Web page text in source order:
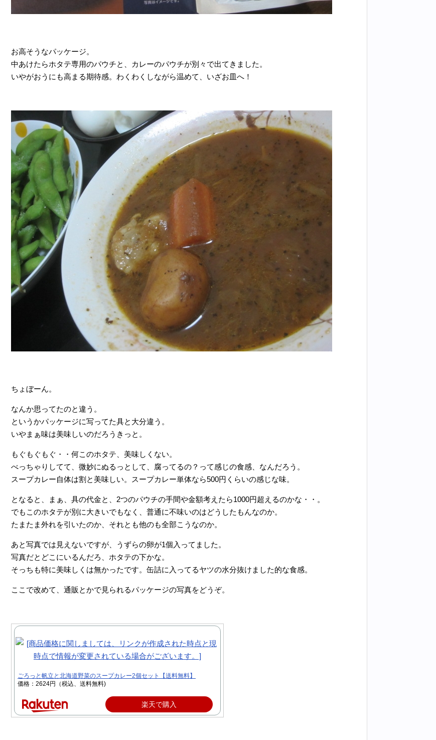
お高そうなパッケージ。
中あけたらホタテ専用のパウチと、カレーのパウチが別々で出てきました。
いやがおうにも高まる期待感。わくわくしながら温めて、いざお皿へ！
ちょぼーん。
なんか思ってたのと違う。
というかパッケージに写ってた具と大分違う。
いやまぁ味は美味しいのだろうきっと。
もぐもぐもぐ・・何このホタテ、美味しくない。
べっちゃりしてて、微妙にぬるっとして、腐ってるの？って感じの食感、なんだろう。
スープカレー自体は割と美味しい。スープカレー単体なら500円くらいの感じな味。
となると、まぁ、具の代金と、2つのパウチの手間や金額考えたら1000円超えるのかな・・。
でもこのホタテが別に大きいでもなく、普通に不味いのはどうしたもんなのか。
たまたま外れを引いたのか、それとも他のも全部こうなのか。
あと写真では見えないですが、うずらの卵が1個入ってました。
写真だとどこにいるんだろ、ホタテの下かな。
そっちも特に美味しくは無かったです。缶詰に入ってるヤツの水分抜けました的な食感。
ここで改めて、通販とかで見られるパッケージの写真をどうぞ。
ごろっと帆立と北海道野菜のスープカレー2個セット【送料無料】
価格：2624円（税込、送料無料)
楽天で購入